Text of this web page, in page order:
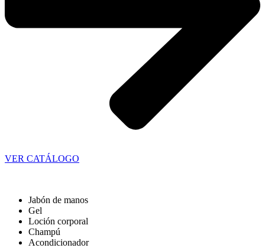
VER CATÁLOGO
Jabón de manos
Gel
Loción corporal
Champú
Acondicionador